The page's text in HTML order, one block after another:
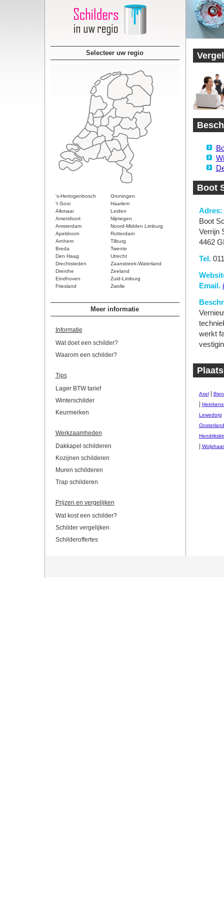
Selecteer uw regio
's-Hertogenbosch
Groningen
't Gooi
Haarlem
Alkmaar
Leiden
Amersfoort
Nijmegen
Amsterdam
Noord-Midden Limburg
Apeldoorn
Rotterdam
Arnhem
Tilburg
Breda
Twente
Den Haag
Utrecht
Drechtsteden
Zaanstreek-Waterland
Drenthe
Zeeland
Eindhoven
Zuid-Limburg
Friesland
Zwolle
Meer informatie
Informatie
Wat doet een schilder?
Waarom een schilder?
Tips
Lager BTW tarief
Winterschilder
Keurmerken
Werkzaamheden
Dakkapel schilderen
Kozijnen schilderen
Muren schilderen
Trap schilderen
Prijzen en vergelijken
Wat kost een schilder?
Schilder vergelijken
Schilderoffertes
Boot
Adres:
Boot
Verrijn
4462
Tel.
Email.
werkt
Axel|
Lewedorp
Oosterland